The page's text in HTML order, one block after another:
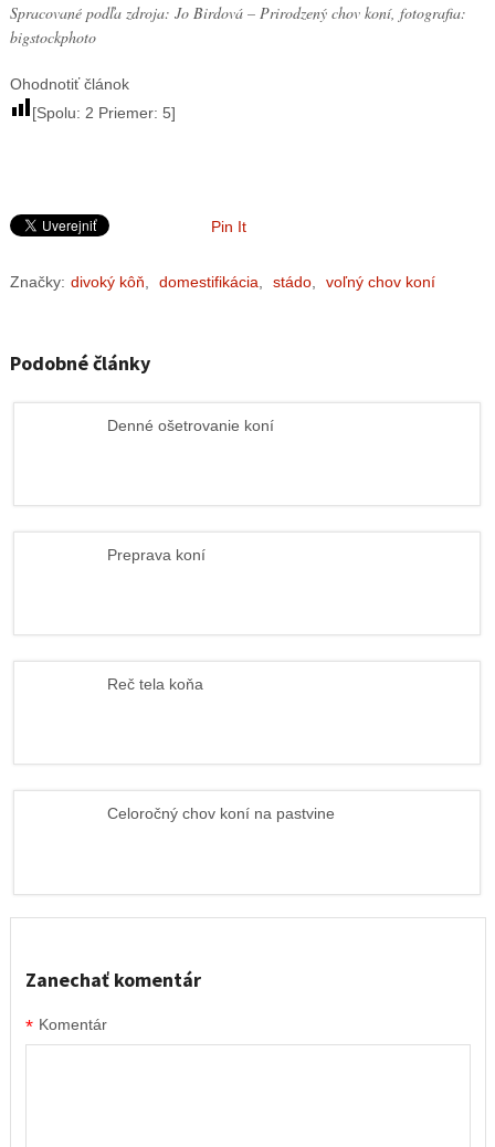
Spracované podľa zdroja: Jo Birdová – Prirodzený chov koní, fotografia:
bigstockphoto
Ohodnotiť článok
[Spolu: 2 Priemer: 5]
Pin It
Značky: divoký kôň domestifikácia stádo, voľný chov koní
Podobné články
Denné ošetrovanie koní
Preprava koní
Reč tela koňa
Celoročný chov koní na pastvine
Zanechať komentár
Komentár
*